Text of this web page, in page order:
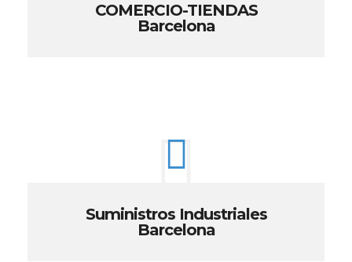
COMERCIO-TIENDAS
Barcelona
Suministros Industriales
Barcelona